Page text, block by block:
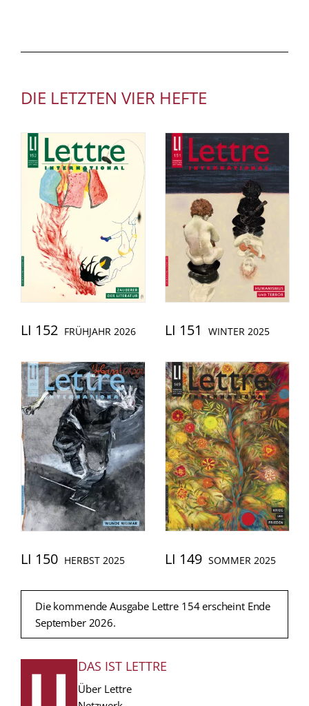
DIE LETZTEN VIER HEFTE
LI 152 FRÜHJAHR 2026 LI 151 WINTER 2025
LI 150 HERBST 2025 LI 149 SOMMER 2025
Die kommende Ausgabe Lettre 154 erscheint Ende
September 2026.
FUSSZEILE
DAS IST LETTRE
Über Lettre